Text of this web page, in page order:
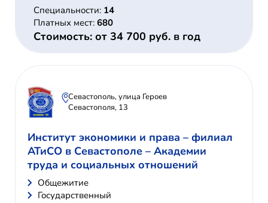
Специальности: 14
Платных мест: 680
Стоимость: от 34 700 руб. в год
Севастополь, улица Героев
Севастополя, 13
Институт экономики и права – филиал
АТиСО в Севастополе – Академии
труда и социальных отношений
Общежитие
Государственный